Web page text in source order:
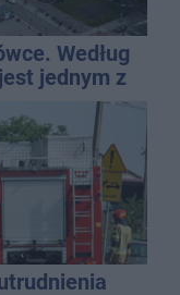
Według
jednym z